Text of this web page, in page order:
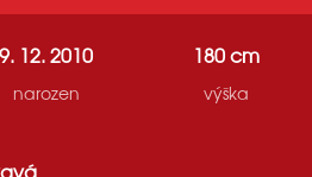
9. 12. 2010
narozen
180 cm
výška